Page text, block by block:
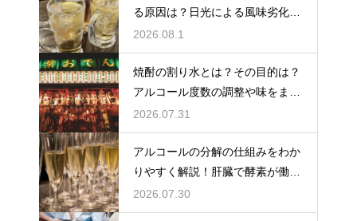
る原因は？日光による風味劣化を
解説
2026.08.1
焼酎の割り水とは？その目的は？
アルコール度数の調整や味をまろ
やかにする効果を解説
2026.07.31
アルコールの分解の仕組みをわか
りやすく解説！肝臓で酵素が働き
アセトアルデヒドに変化して無害
化
2026.07.30